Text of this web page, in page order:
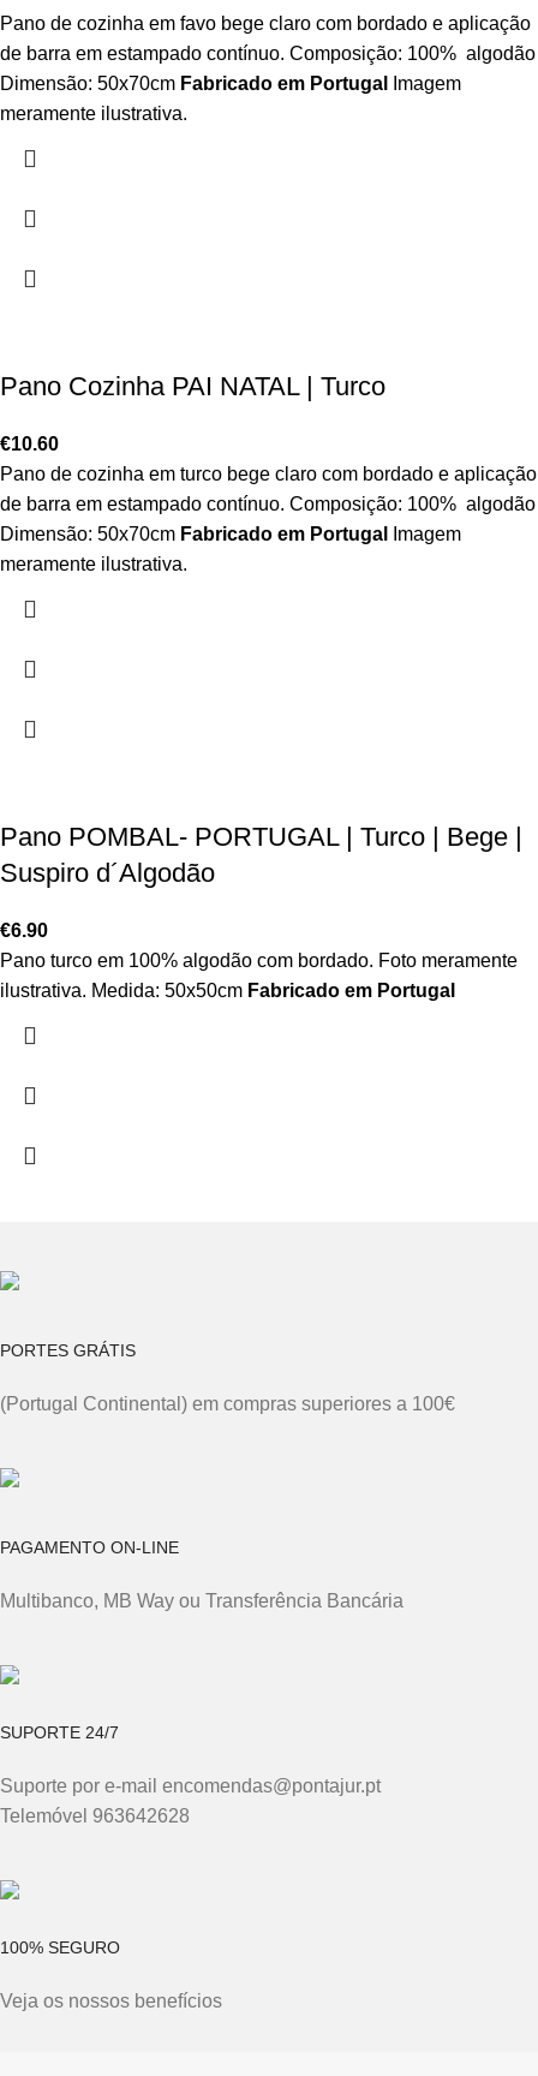
Pano de cozinha em favo bege claro com bordado e aplicação
de barra em estampado contínuo. Composição: 100% algodão
Dimensão: 50x70cm Fabricado em Portugal
Imagem
meramente ilustrativa.
Pano Cozinha PAI NATAL | Turco
€10.60
Pano de cozinha em turco bege claro com bordado e aplicação
de barra em estampado contínuo. Composição: 100% algodão
Dimensão: 50x70cm Fabricado em Portugal
Imagem
meramente ilustrativa.
Pano POMBAL- PORTUGAL | Turco | Bege |
Suspiro d´Algodão
€6.90
Pano turco em 100% algodão com bordado. Foto meramente
ilustrativa. Medida: 50x50cm Fabricado em Portugal
PORTES GRÁTIS
(Portugal Continental) em compras superiores a 100€
PAGAMENTO ON-LINE
Multibanco, MB Way ou Transferência Bancária
SUPORTE 24/7
Suporte por e-mail encomendas@pontajur.pt
Telemóvel 963642628
100% SEGURO
Veja os nossos benefícios